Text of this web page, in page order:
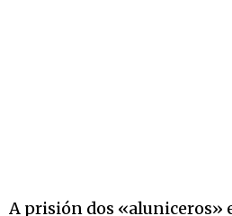
A prisión dos «aluniceros»